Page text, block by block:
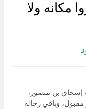
مكانه ولا
إسحاق بن منصور،
وباقي رجاله